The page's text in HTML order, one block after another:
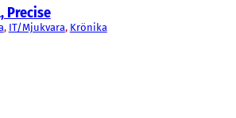
Precise
, IT/Mjukvara, Krönika